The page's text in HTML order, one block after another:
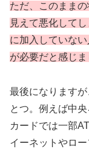
ただ、このまま
見えて悪化して
に加入していな
が必要だと感じま
最後になります
とつ。例えば中
カードでは一部
イーネットやロ